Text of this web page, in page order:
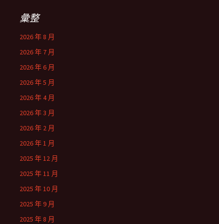
彙整
2026 年 8 月
2026 年 7 月
2026 年 6 月
2026 年 5 月
2026 年 4 月
2026 年 3 月
2026 年 2 月
2026 年 1 月
2025 年 12 月
2025 年 11 月
2025 年 10 月
2025 年 9 月
2025 年 8 月